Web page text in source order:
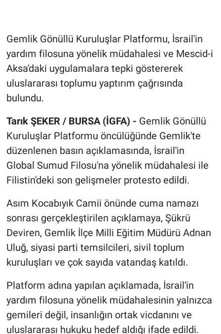
Gemlik Gönüllü Kuruluşlar Platformu, İsrail'in
yardım filosuna yönelik müdahalesi ve Mescid-i
Aksa'daki uygulamalara tepki göstererek
uluslararası toplumu yaptırım çağrısında
bulundu.
Tarık ŞEKER / BURSA (İGFA) - Gemlik Gönüllü
Kuruluşlar Platformu öncülüğünde Gemlik'te
düzenlenen basın açıklamasında, İsrail'in
Global Sumud Filosu'na yönelik müdahalesi ile
Filistin'deki son gelişmeler protesto edildi.
Asım Kocabıyık Camii önünde cuma namazı
sonrası gerçekleştirilen açıklamaya, Şükrü
Deviren, Gemlik İlçe Milli Eğitim Müdürü Adnan
Uluğ, siyasi parti temsilcileri, sivil toplum
kuruluşları ve çok sayıda vatandaş katıldı.
Platform adına yapılan açıklamada, İsrail'in
yardım filosuna yönelik müdahalesinin yalnızca
gemileri değil, insanlığın ortak vicdanını ve
uluslararası hukuku hedef aldığı ifade edildi.